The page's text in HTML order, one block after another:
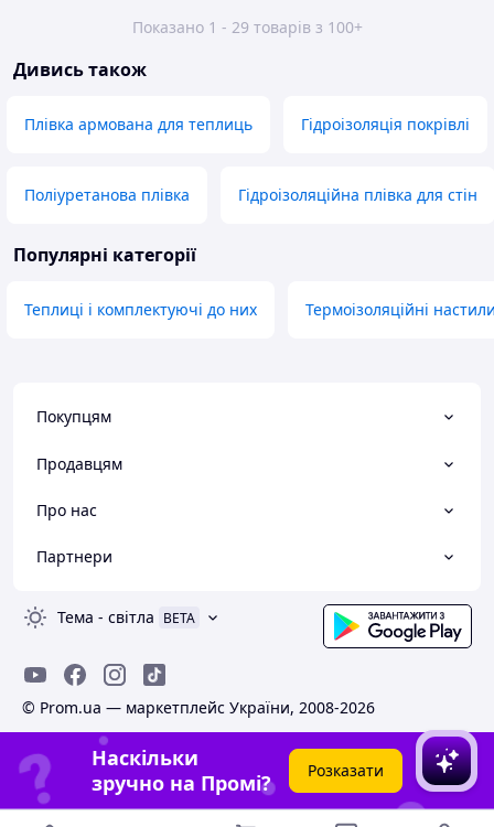
Показано 1 - 29 товарів з 100+
Дивись також
Плівка армована для теплиць Гідроізоляція покрівлі
Поліуретанова плівка Гідроізоляційна плівка для стін
Популярні категорії
Теплиці і комплектуючі до них Термоізоляційні
Покупцям
Продавцям
Про нас
Партнери
Тема - світла BETA
© Prom.ua — маркетплейс України, 2008-2026
Наскільки
зручно на Промі?
Розказати